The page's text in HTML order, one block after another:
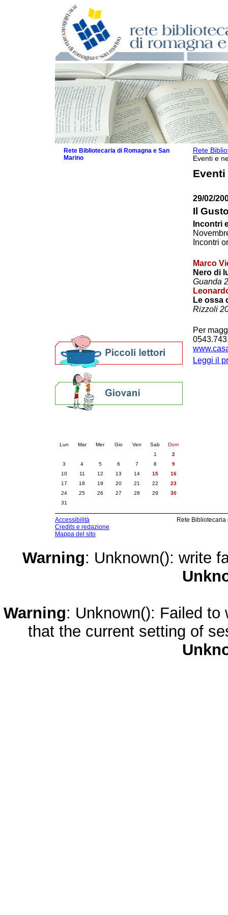
Rete
Eventi e
Eventi
29/02/
Il
Incontri
Incontri
Marco
Nero di
Guanda
Le ossa
Rizzoli
Per
Leggi il
Rete Bibliotecaria di Romagna e San
Marino
Lun Mar Mer Gio Ven Sab
Dom
1
2
3
4 5 6 7 8
9
10
11 12 13 14 15
16
17
18 19 20 21 22
23
24
25 26 27 28 29
30
31
Accessibilità
Credits e redazione
Mappa del sito
Rete
Warning: Unknown(): write
Warning: Unknown(): Failed
that the current setting of